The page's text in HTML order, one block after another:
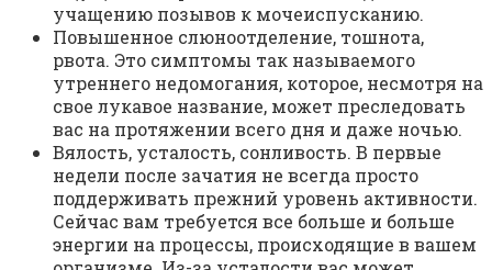
учащению позывов к мочеиспусканию.
Повышенное слюноотделение, тошнота,
рвота. Это симптомы так называемого
утреннего недомогания, которое, несмотря на
свое лукавое название, может преследовать
вас на протяжении всего дня и даже ночью.
Вялость, усталость, сонливость. В первые
недели после зачатия не всегда просто
поддерживать прежний уровень активности.
Сейчас вам требуется все больше и больше
энергии на процессы, происходящие в вашем